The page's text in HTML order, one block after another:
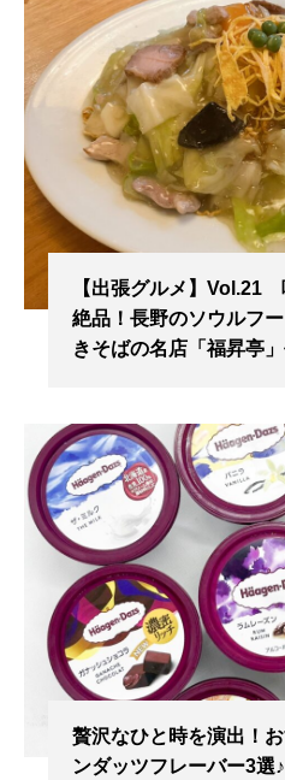
【出張グルメ】Vol.21
絶品！長野のソウルフ
きそばの名店「福昇亭
贅沢なひと時を演出！
ンダッツフレーバー3選